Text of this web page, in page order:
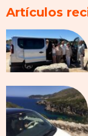
Artículos